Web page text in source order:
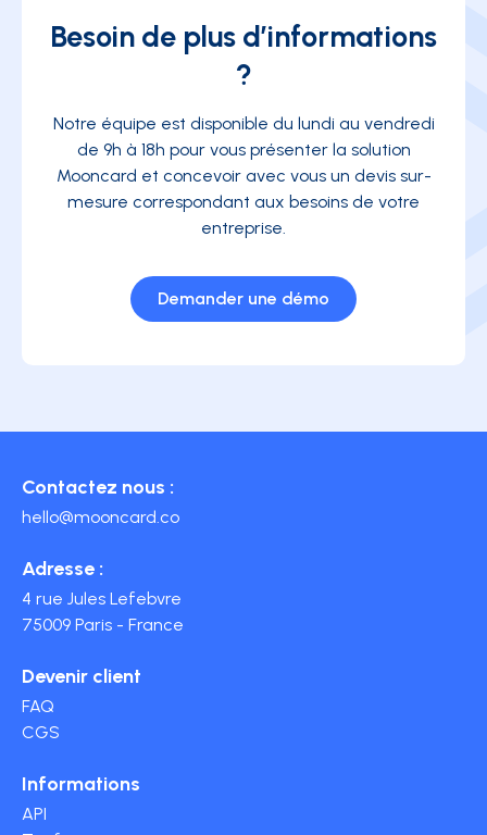
Besoin de plus d’informations
?
Notre équipe est disponible du lundi au vendredi
de 9h à 18h pour vous présenter la solution
Mooncard et concevoir avec vous un devis sur-
mesure correspondant aux besoins de votre
entreprise.
Demander une démo
Contactez nous :
hello@mooncard.co
Adresse :
4 rue Jules Lefebvre
75009 Paris - France
Devenir client
FAQ
CGS
Informations
API